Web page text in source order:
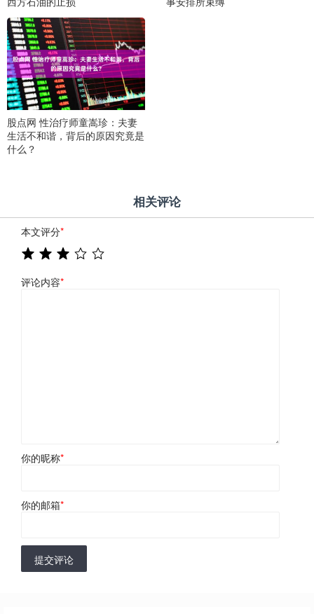
股点网 性治疗师童嵩珍：夫妻
生活不和谐，背后的原因究竟是
什么？
相关评论
本文评分*
评论内容*
你的昵称*
你的邮箱*
提交评论